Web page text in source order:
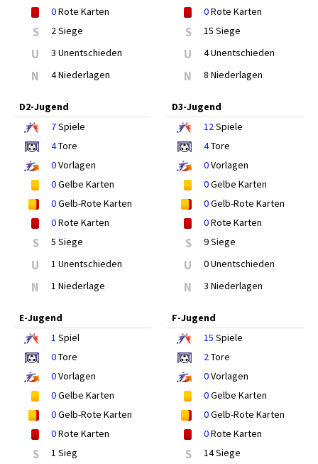
0Rote Karten
S 2 Siege
U 3 Unentschieden
N 4 Niederlagen
0Rote Karten
S 15 Siege
U 4 Unentschieden
N 8 Niederlagen
D2-Jugend
7Spiele
4Tore
0Vorlagen
0Gelbe Karten
0Gelb-Rote Karten
0Rote Karten
S 5 Siege
U 1 Unentschieden
N 1 Niederlage
D3-Jugend
12Spiele
4Tore
0Vorlagen
0Gelbe Karten
0Gelb-Rote Karten
0Rote Karten
S 9 Siege
U 0 Unentschieden
N 3 Niederlagen
E-Jugend
1 Spiel
0Tore
0Vorlagen
0Gelbe Karten
0Gelb-Rote Karten
0Rote Karten
S 1 Sieg
F-Jugend
15 Spiele
2Tore
0Vorlagen
0Gelbe Karten
0Gelb-Rote Karten
0Rote Karten
S 14 Siege